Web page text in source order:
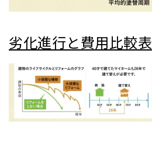
劣化進行と費用比較表